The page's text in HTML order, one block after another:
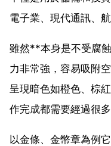
電子業、現代通訊、
雖然**本身是不受腐
力非常強，容易吸附
呈現暗色如橙色、棕
作完成都需要經過很多
以金條、金幣章為例